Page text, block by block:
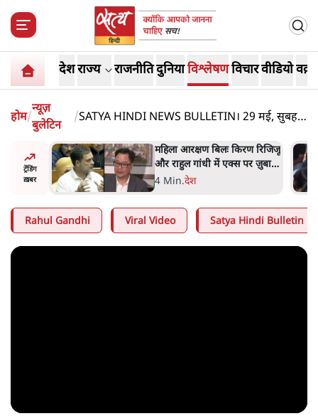
देशराज्य राजनीतिदुनियाविश्लेषणविचारवीडियो
होम/
न्यूज़
बुलेटिन
/SATYA HINDI NEWS BULLETIN। 29 मई, सुबह
ट्रेंडिंग
ख़बर
पर
थीं
महिला आरक्षण बिलः किरण रिजिजू
और राहुल गांधी में एक्स पर ज़ुबानी
जंग
4 Min.देश
Rahul Gandhi Viral Video Satya Hindi Bulletin